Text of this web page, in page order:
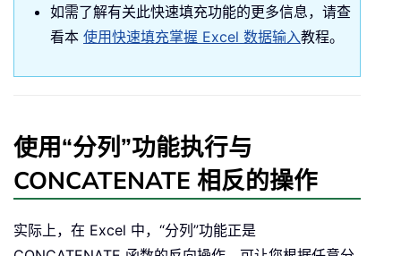
如需了解有关此快速填充功能的更多信息，请查
看本 使用快速填充掌握 Excel 数据输入教程。
使用“分列”功能执行与
CONCATENATE 相反的操作
实际上，在 Excel 中，“分列”功能正是